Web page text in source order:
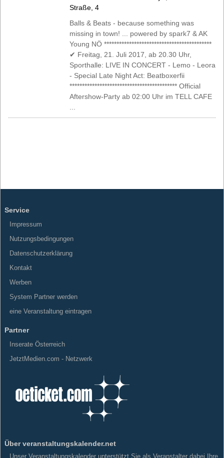
Straße, 4
Balls & Beats - because something was
missing in town! ... powered by spark7 & AK
Young NÖ *******************************************
✔ Freitag, 21. Juli 2017, ab 20.30 Uhr,
Sporthalle: LIVE IN CONCERT - Lemo - Leora
- Special Late Night Act: Beatboxerfii
******************************************* Official
Aftershow-Party ab 02:00 Uhr im TELL CAFE
Service
Impressum
Nutzungsbedingungen
Datenschutzerklärung
Kontakt
Werben
System Partner werden
eine Veranstaltung eintragen
Partner
Inserate Österreich
JetztMedien.com - Netzwerk
Über veranstaltungskalender.net
Unser Veranstaltungskalender unterstützt Sie als Veranstalter dabei Ihre